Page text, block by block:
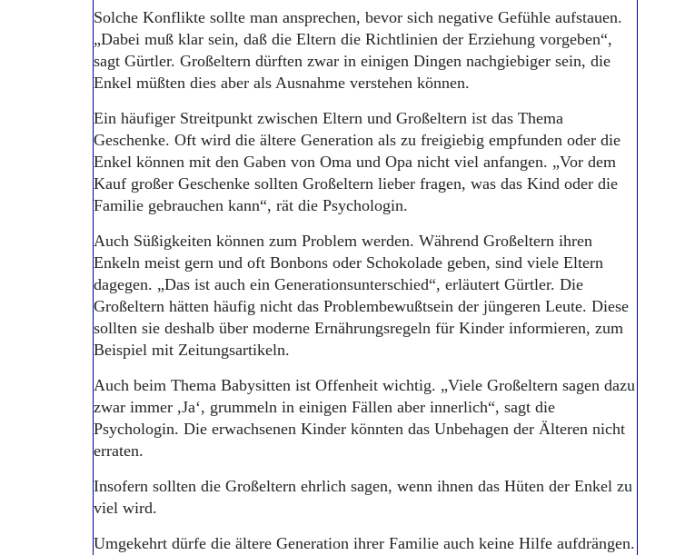
Danzig und Westpreußen
Bücher
Solche Konflikte sollte man ansprechen, bevor sich negative Gefühle aufstauen.
„Dabei muß klar sein, daß die Eltern die Richtlinien der Erziehung vorgeben“,
sagt Gürtler. Großeltern dürften zwar in einigen Dingen nachgiebiger sein, die
Enkel müßten dies aber als Ausnahme verstehen können.
Ein häufiger Streitpunkt zwischen Eltern und Großeltern ist das Thema
Geschenke. Oft wird die ältere Generation als zu freigiebig empfunden oder die
Enkel können mit den Gaben von Oma und Opa nicht viel anfangen. „Vor dem
Kauf großer Geschenke sollten Großeltern lieber fragen, was das Kind oder die
Familie gebrauchen kann“, rät die Psychologin.
Auch Süßigkeiten können zum Problem werden. Während Großeltern ihren
Enkeln meist gern und oft Bonbons oder Schokolade geben, sind viele Eltern
dagegen. „Das ist auch ein Generationsunterschied“, erläutert Gürtler. Die
Großeltern hätten häufig nicht das Problembewußtsein der jüngeren Leute. Diese
sollten sie deshalb über moderne Ernährungsregeln für Kinder informieren, zum
Beispiel mit Zeitungsartikeln.
Auch beim Thema Babysitten ist Offenheit wichtig. „Viele Großeltern sagen dazu
zwar immer ,Ja‘, grummeln in einigen Fällen aber innerlich“, sagt die
Psychologin. Die erwachsenen Kinder könnten das Unbehagen der Älteren nicht
erraten.
Insofern sollten die Großeltern ehrlich sagen, wenn ihnen das Hüten der Enkel zu
viel wird.
Umgekehrt dürfe die ältere Generation ihrer Familie auch keine Hilfe aufdrängen.